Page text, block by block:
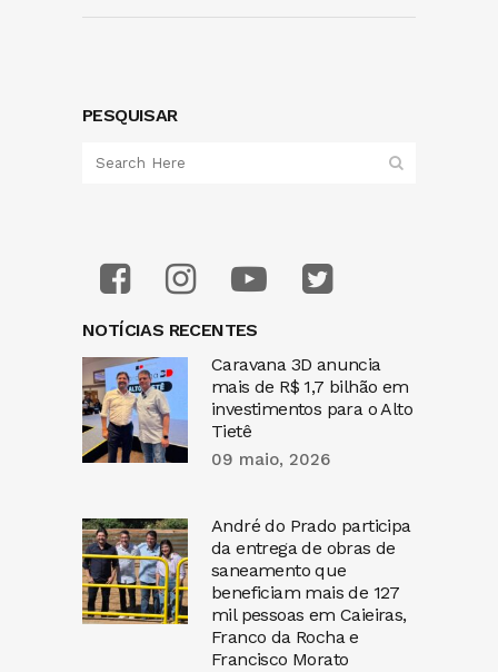
PESQUISAR
NOTÍCIAS RECENTES
Caravana 3D anuncia
mais de R$ 1,7 bilhão em
investimentos para o Alto
Tietê
09 maio, 2026
André do Prado participa
da entrega de obras de
saneamento que
beneficiam mais de 127
mil pessoas em Caieiras,
Franco da Rocha e
Francisco Morato